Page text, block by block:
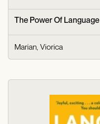
The Power Of Language
Marian, Viorica